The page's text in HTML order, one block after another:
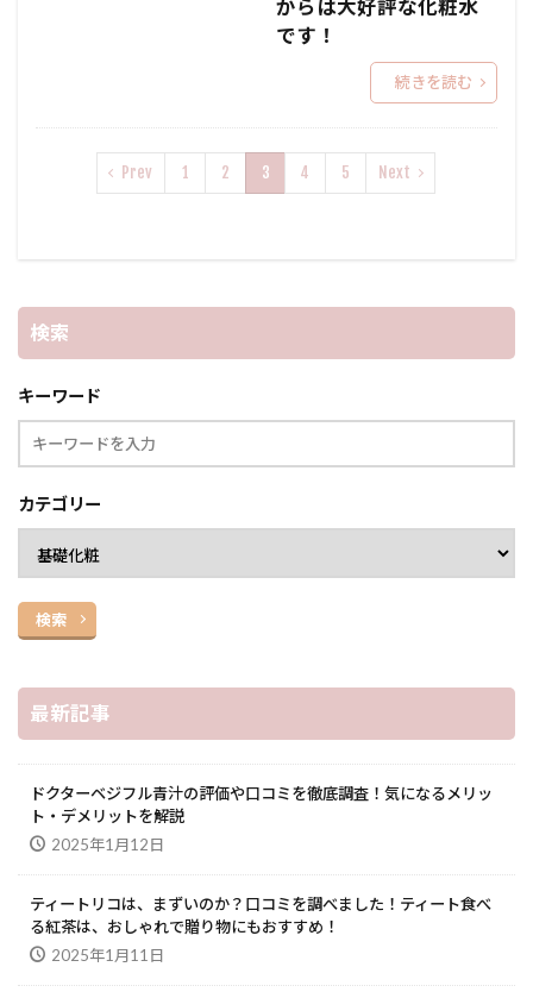
からは大好評な化粧水
です！
続きを読む
Prev 1 2 3 4 5 Next
検索
キーワード
カテゴリー
検索
最新記事
ドクターベジフル青汁の評価や口コミを徹底調査！気になるメリッ
ト・デメリットを解説
2025年1月12日
ティートリコは、まずいのか？口コミを調べました！ティート食べ
る紅茶は、おしゃれで贈り物にもおすすめ！
2025年1月11日